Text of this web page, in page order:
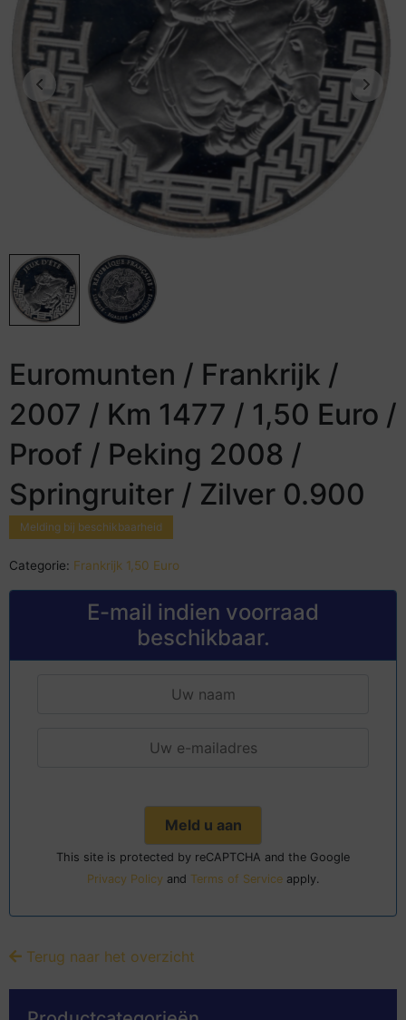
Euromunten / Frankrijk /
2007 / Km 1477 / 1,50 Euro /
Proof / Peking 2008 /
Springruiter / Zilver 0.900
Melding bij beschikbaarheid
Categorie: Frankrijk 1,50 Euro
E-mail indien voorraad
beschikbaar.
This site is protected by reCAPTCHA and the Google
Privacy Policy and Terms of Service apply.
Terug naar het overzicht